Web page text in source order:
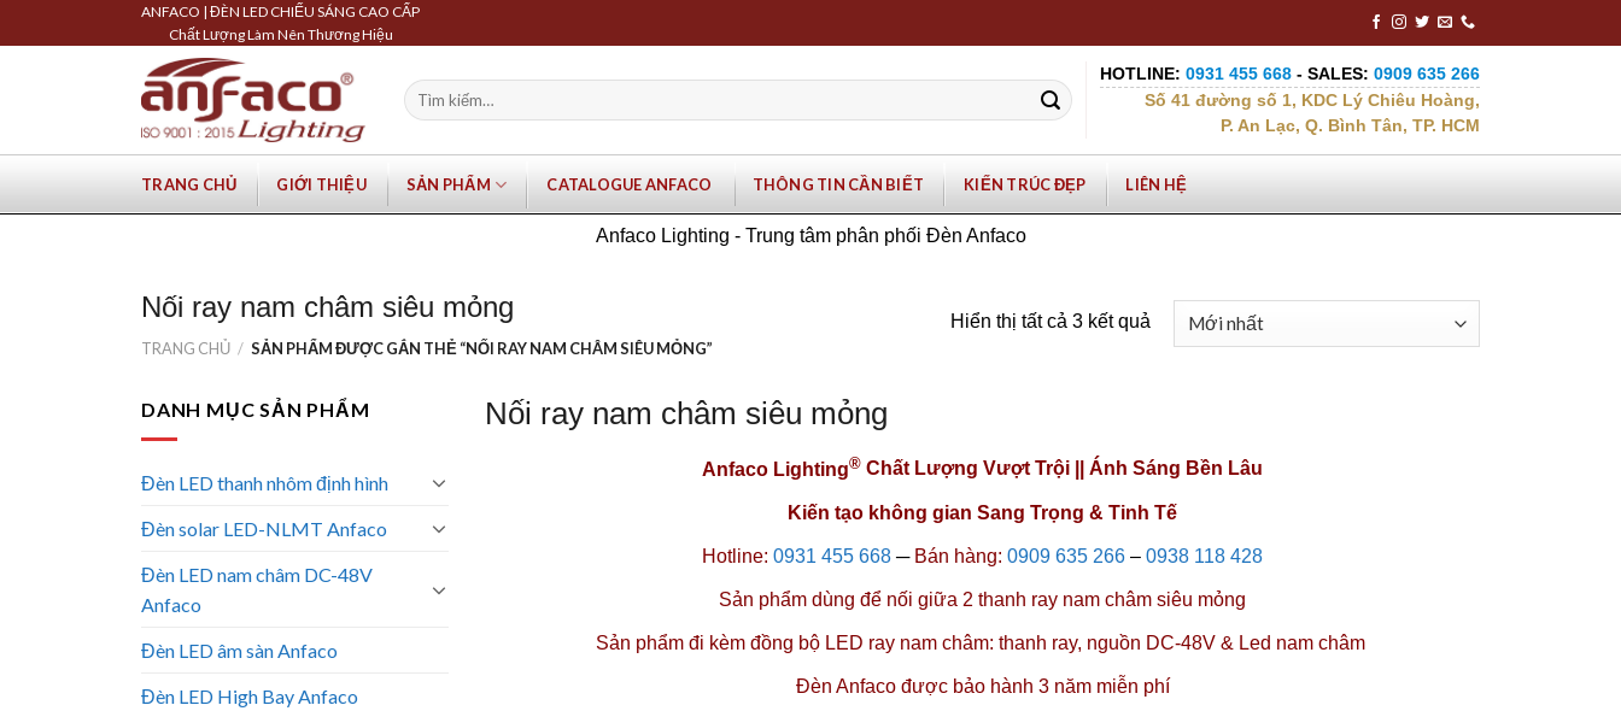
to
ANFACO | ĐÈN LED CHIẾU SÁNG CAO CẤP
Chất Lượng Làm Nên Thương Hiệu
Tìm
kiếm:
HOTLINE: 0931 455 668 - SALES: 0909 635 266
Số 41 đường số 1, KDC Lý Chiêu Hoàng,
P. An Lạc, Q. Bình Tân, TP. HCM
TRANG CHỦ GIỚI THIỆU SẢN PHẨM CATALOGUE ANFACO THÔNG TIN CẦN BIẾT KIẾN TRÚC ĐẸP LIÊN HỆ
Anfaco Lighting - Trung tâm phân phối Đèn Anfaco
Nối ray nam châm siêu mỏng
TRANG CHỦ / SẢN PHẨM ĐƯỢC GẮN THẺ “NỐI RAY NAM CHÂM SIÊU MỎNG”
Hiển thị tất cả 3 kết quả
DANH MỤC SẢN PHẨM
Đèn LED thanh nhôm định hình
Đèn solar LED-NLMT Anfaco
Đèn LED nam châm DC-48V
Anfaco
Đèn LED âm sàn Anfaco
Đèn LED High Bay Anfaco
Nối ray nam châm siêu mỏng
Anfaco Lighting® Chất Lượng Vượt Trội || Ánh Sáng Bền Lâu
Kiến tạo không gian Sang Trọng & Tinh Tế
Hotline: 0931 455 668 ─Bán hàng: 0909 635 266 – 0938 118 428
Sản phẩm dùng để nối giữa 2 thanh ray nam châm siêu mỏng
Sản phẩm đi kèm đồng bộ LED ray nam châm: thanh ray, nguồn DC-48V& Led nam châm
Đèn Anfaco được bảo hành 3 năm miễn phí